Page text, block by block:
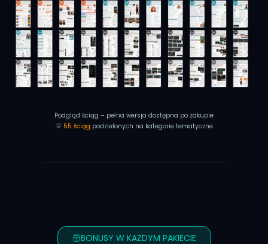
Podgląd ściąg – pełna wersja dostępna po zakupie
💡 55 ściąg podzielonych na kategorie tematyczne
BONUSY W KAŻDYM PAKIECIE